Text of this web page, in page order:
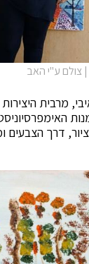
| צולם ע"י האב
מרבית
דרך הצבעים